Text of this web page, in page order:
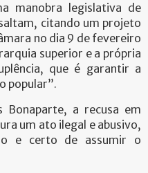
manobra legislativa de
citando um projeto
no dia 9 de fevereiro
superior e a própria
que é garantir a
popular”.
Bonaparte, a recusa em
um ato ilegal e abusivo,
e certo de assumir o